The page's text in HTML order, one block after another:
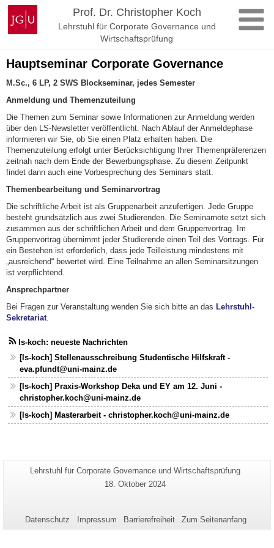
Zum
Inhalt
springen
Johannes
Gutenberg-
Universität
Prof. Dr. Christopher Koch
Lehrstuhl für Corporate Governance und
Wirtschaftsprüfung
Hauptseminar Corporate Governance
M.Sc., 6 LP, 2 SWS Blockseminar, jedes Semester
Anmeldung und Themenzuteilung
Die Themen zum Seminar sowie Informationen zur Anmeldung werden
über den LS-Newsletter veröffentlicht. Nach Ablauf der Anmeldephase
informieren wir Sie, ob Sie einen Platz erhalten haben. Die
Themenzuteilung erfolgt unter Berücksichtigung Ihrer Themenpräferenzen
zeitnah nach dem Ende der Bewerbungsphase. Zu diesem Zeitpunkt
findet dann auch eine Vorbesprechung des Seminars statt.
Themenbearbeitung und Seminarvortrag
Die schriftliche Arbeit ist als Gruppenarbeit anzufertigen. Jede Gruppe
besteht grundsätzlich aus zwei Studierenden. Die Seminarnote setzt sich
zusammen aus der schriftlichen Arbeit und dem Gruppenvortrag. Im
Gruppenvortrag übernimmt jeder Studierende einen Teil des Vortrags. Für
ein Bestehen ist erforderlich, dass jede Teilleistung mindestens mit
„ausreichend“ bewertet wird. Eine Teilnahme an allen Seminarsitzungen
ist verpflichtend.
Ansprechpartner
Bei Fragen zur Veranstaltung wenden Sie sich bitte an das Lehrstuhl-
Sekretariat
ls-koch: neueste Nachrichten
[ls-koch] Stellenausschreibung Studentische Hilfskraft -
eva.pfundt@uni-mainz.de
[ls-koch] Praxis-Workshop Deka und EY am 12. Juni -
christopher.koch@uni-mainz.de
[ls-koch] Masterarbeit - christopher.koch@uni-mainz.de
Zusätzliche
Informationen
Seite
Seiten-
Lehrstuhl für Corporate Governance und Wirtschaftsprüfung
Letzte
18. Oktober 2024
Datenschutz Impressum Barrierefreiheit Zum Seitenanfang